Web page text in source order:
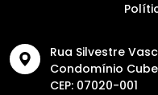
Rua Silvestre
Condomínio
CEP: 07020-001